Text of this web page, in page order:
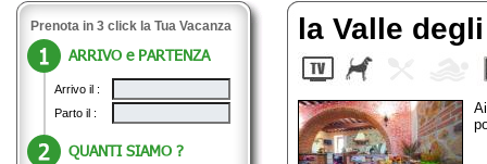
Prenota in 3 click la Tua Vacanza
ARRIVO e PARTENZA
Arrivo il :
Parto il :
QUANTI SIAMO ?
la Valle